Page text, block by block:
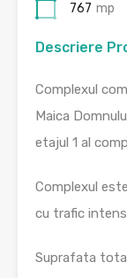
767 mp
Descriere
Complexul
Maica
etajul 1 al
Complexul
cu trafic
Suprafata